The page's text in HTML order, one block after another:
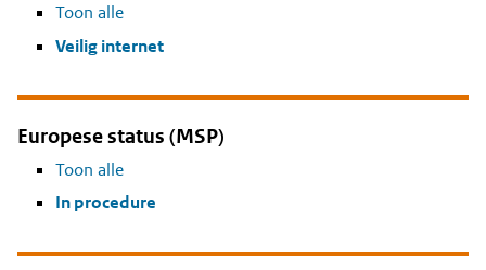
Toon alle
Veilig internet
Europese status (MSP)
Toon alle
In procedure